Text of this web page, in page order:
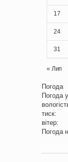
17
24
31
« Лип
Погода
Погода у
тиск:
вітер:
Погода